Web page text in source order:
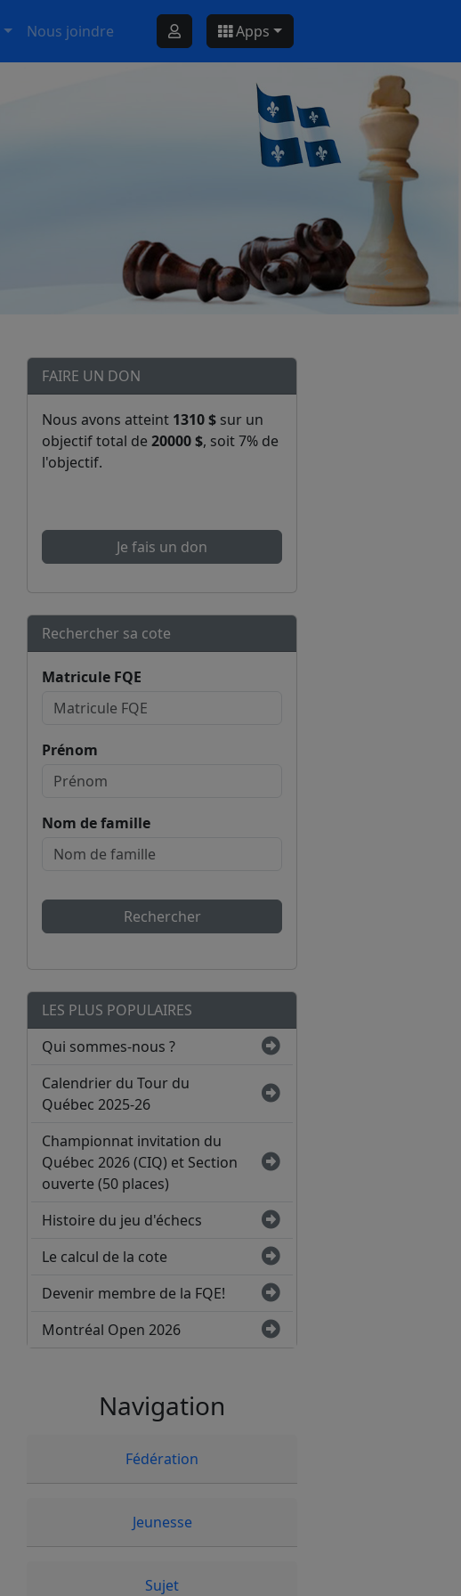
Nous joindre Apps
FAIRE UN DON
Nous avons atteint 1310 $ sur un
objectif total de 20000 $, soit 7% de
l'objectif.
Je fais un don
Rechercher sa cote
Matricule FQE
Prénom
Nom de famille
Rechercher
LES PLUS POPULAIRES
Qui sommes-nous ?
Calendrier du Tour du
Québec 2025-26
Championnat invitation du
Québec 2026 (CIQ) et Section
ouverte (50 places)
Histoire du jeu d'échecs
Le calcul de la cote
Devenir membre de la FQE!
Montréal Open 2026
Navigation
Fédération
Jeunesse
Sujet